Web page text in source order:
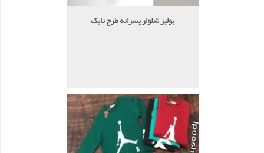
بولیز شلوار پسرانه طرح نایک